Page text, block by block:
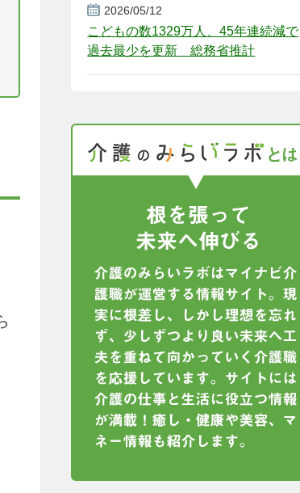
2026/05/12
こどもの数1329万人、45年連続減で
過去最少を更新 総務省推計